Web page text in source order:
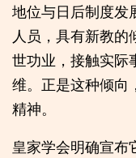
地位与日后制度发
人员，具有新教
世功业，接触实际
维。正是这种倾向
精神。
皇家学会明确宣布